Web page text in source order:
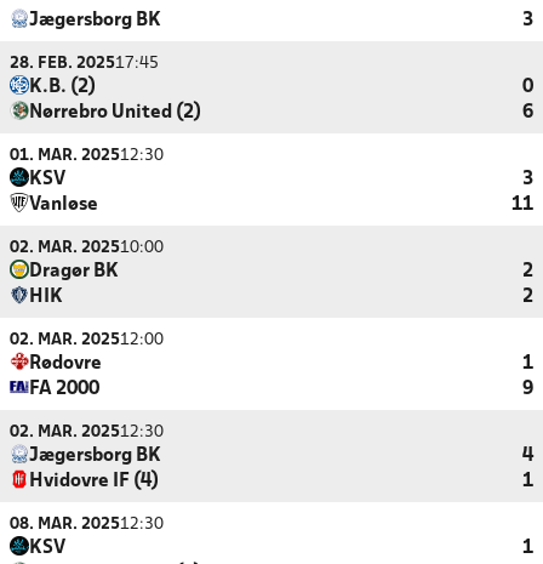
Jægersborg BK
3
28. FEB. 202517:45
K.B. (2)
0
Nørrebro United (2)
6
01. MAR. 202512:30
KSV
3
Vanløse
11
02. MAR. 202510:00
Dragør BK
2
HIK
2
02. MAR. 202512:00
Rødovre
1
FA 2000
9
02. MAR. 202512:30
Jægersborg BK
4
Hvidovre IF (4)
1
08. MAR. 202512:30
KSV
1